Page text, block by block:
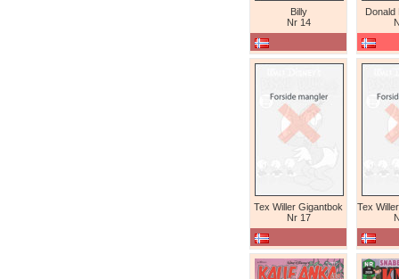
Billy
Nr 14
Donald
Tex Willer Gigantbok
Nr 17